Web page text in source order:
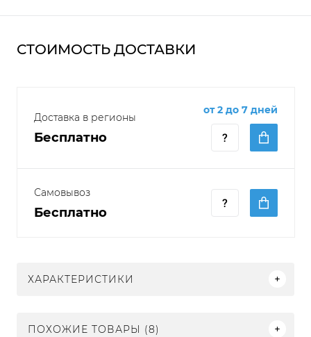
СТОИМОСТЬ ДОСТАВКИ
Доставка в регионы
Бесплатно
от 2 до 7 дней
Самовывоз
Бесплатно
ХАРАКТЕРИСТИКИ
ПОХОЖИЕ ТОВАРЫ (8)